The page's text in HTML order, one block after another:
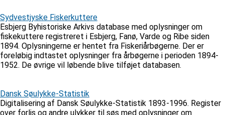
Sydvestjyske Fiskerkuttere
Esbjerg Byhistoriske Arkivs database med oplysninger om
fiskekuttere registreret i Esbjerg, Fanø, Varde og Ribe siden
1894. Oplysningerne er hentet fra Fiskeriårbøgerne. Der er
foreløbig indtastet oplysninger fra årbøgerne i perioden 1894-
1952. De øvrige vil løbende blive tilføjet databasen.
Dansk Søulykke-Statistik
Digitalisering af Dansk Søulykke-Statistik 1893-1996. Register
over forlis og andre ulykker til søs med oplysninger om